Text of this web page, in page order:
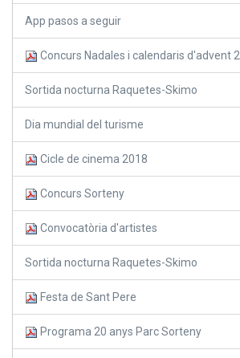
App pasos a seguir
Concurs Nadales i calendaris d'advent
Sortida nocturna Raquetes-Skimo
Dia mundial del turisme
Cicle de cinema 2018
Concurs Sorteny
Convocatòria d'artistes
Sortida nocturna Raquetes-Skimo
Festa de Sant Pere
Programa 20 anys Parc Sorteny